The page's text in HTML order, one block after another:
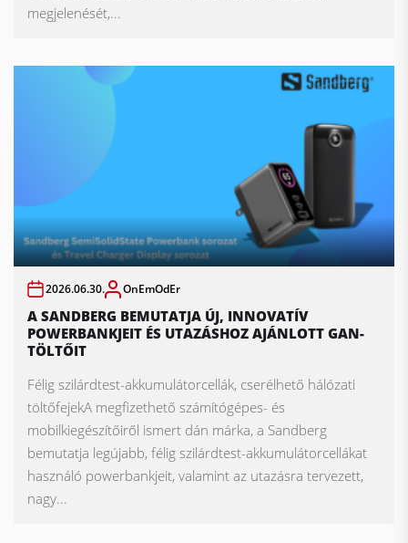
megjelenését,...
2026.06.30. OnEmOdEr
A SANDBERG BEMUTATJA ÚJ, INNOVATÍV
POWERBANKJEIT ÉS UTAZÁSHOZ AJÁNLOTT GAN-
TÖLTŐIT
Félig szilárdtest-akkumulátorcellák, cserélhető hálózati
töltőfejekA megfizethető számítógépes- és
mobilkiegészítőiről ismert dán márka, a Sandberg
bemutatja legújabb, félig szilárdtest-akkumulátorcellákat
használó powerbankjeit, valamint az utazásra tervezett,
nagy...